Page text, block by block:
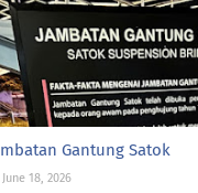
Gantung Satok
June 18, 2026